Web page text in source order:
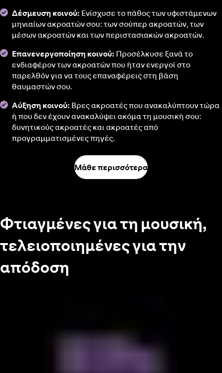
Δέσμευση κοινού: Ενίσχυσε το πάθος των υφιστάμενων
μηνιαίων ακροατών σου: των σούπερ ακροατών, των
μέσων ακροατών και των περιστασιακών ακροατών.
Επανενεργοποίηση κοινού: Προσέλκυσε ξανά το
ενδιαφέρον των ακροατών που ήταν ενεργοί στο
παρελθόν για να τους επαναφέρεις στη βάση
θαυμαστών σου.
Αύξηση κοινού: Βρες ακροατές που ανακαλύπτουν τώρα
ή που δεν έχουν ανακαλύψει ακόμα τη μουσική σου:
δυνητικούς ακροατές και ακροατές από
προγραμματισμένες πηγές.
Μάθε περισσότερα
Φτιαγμένες για τη μουσική,
τελειοποιημένες για την
απόδοση